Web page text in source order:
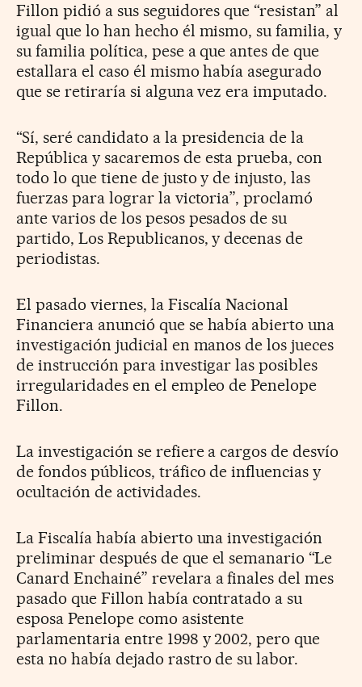
Fillon pidió a sus seguidores que “resistan” al
igual que lo han hecho él mismo, su familia, y
su familia política, pese a que antes de que
estallara el caso él mismo había asegurado
que se retiraría si alguna vez era imputado.
“Sí, seré candidato a la presidencia de la
República y sacaremos de esta prueba, con
todo lo que tiene de justo y de injusto, las
fuerzas para lograr la victoria”, proclamó
ante varios de los pesos pesados de su
partido, Los Republicanos, y decenas de
periodistas.
El pasado viernes, la Fiscalía Nacional
Financiera anunció que se había abierto una
investigación judicial en manos de los jueces
de instrucción para investigar las posibles
irregularidades en el empleo de Penelope
Fillon.
La investigación se refiere a cargos de desvío
de fondos públicos, tráfico de influencias y
ocultación de actividades.
La Fiscalía había abierto una investigación
preliminar después de que el semanario “Le
Canard Enchainé” revelara a finales del mes
pasado que Fillon había contratado a su
esposa Penelope como asistente
parlamentaria entre 1998 y 2002, pero que
esta no había dejado rastro de su labor.